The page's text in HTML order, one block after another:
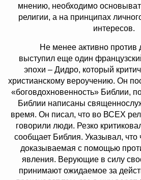
мнению, необходимо
религии, а на принципах
интересов.
Не менее активно против
выступил еще один
эпохи – Дидро, который
христианскому вероучению. Он
«боговдохновенность» Библии,
Библии написаны
время. Он писал, что во ВСЕХ
говорили люди. Резко
сообщает Библия. Указывал, что
доказываемая с помощью
явления. Верующие в силу
принимают ожидаемое за